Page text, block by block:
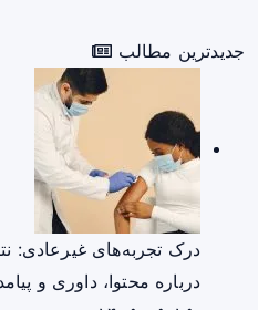
جدیدترین مطالب
درباره محتوا، داوری و